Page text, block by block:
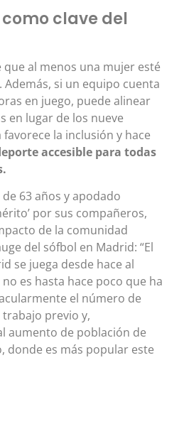
clave del
que al menos una mujer esté
si un equipo cuenta
en juego, puede alinear
en lugar de los nueve
la inclusión y hace
accesible para todas
63 años y apodado
por sus compañeros,
de la comunidad
del sófbol en Madrid: “El
se juega desde hace al
es hasta hace poco que ha
el número de
previo y,
aumento de población de
donde es más popular este